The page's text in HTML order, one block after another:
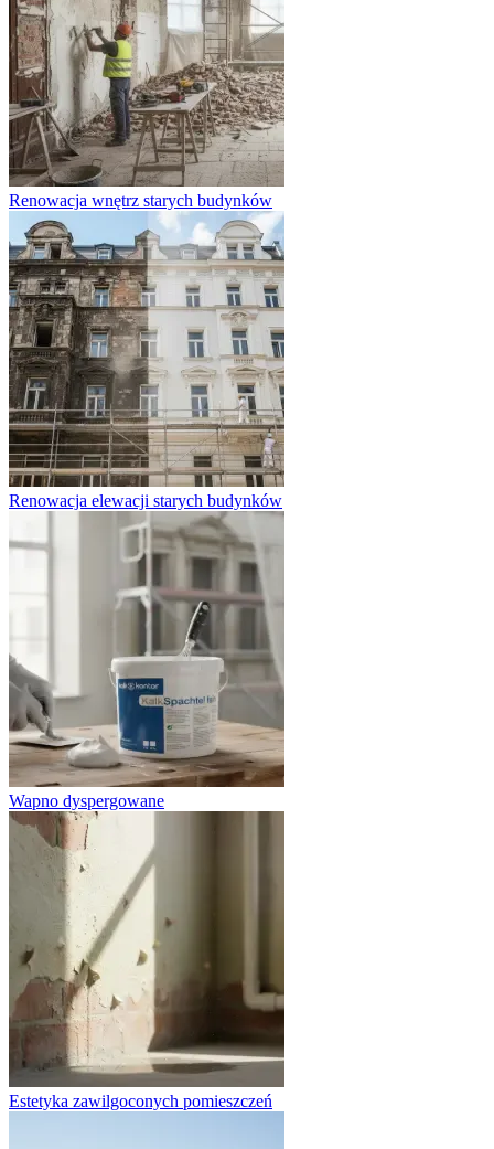
Renowacja wnętrz starych budynków
Renowacja elewacji starych budynków
Wapno dyspergowane
Estetyka zawilgoconych pomieszczeń